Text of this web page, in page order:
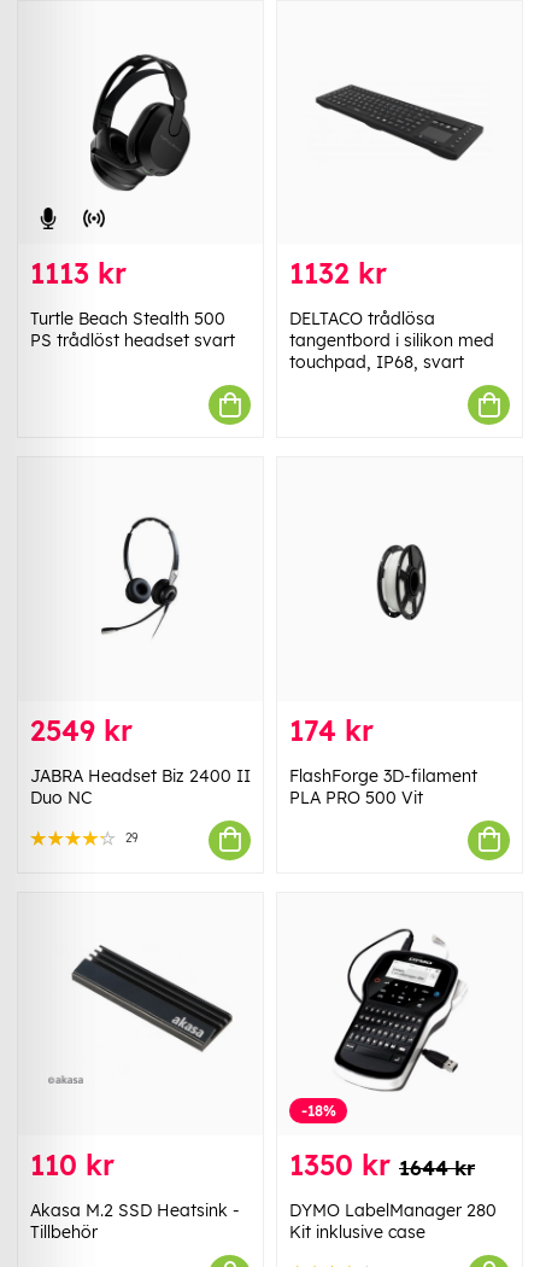
1113 kr
Turtle Beach Stealth 500
PS trådlöst headset svart
1132 kr
DELTACO trådlösa
tangentbord i silikon med
touchpad, IP68, svart
2549 kr
JABRA Headset Biz 2400 II
Duo NC
29
174 kr
FlashForge 3D-filament
PLA PRO 500 Vit
110 kr
Akasa M.2 SSD Heatsink -
Tillbehör
-18%
1350 kr 1644 kr
DYMO LabelManager 280
Kit inklusive case